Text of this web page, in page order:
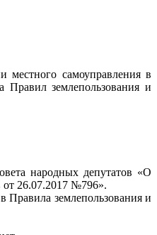
самоуправления в
Правил землепользования и
народных депутатов «О
от 26.07.2017 №796».
Правила землепользования и